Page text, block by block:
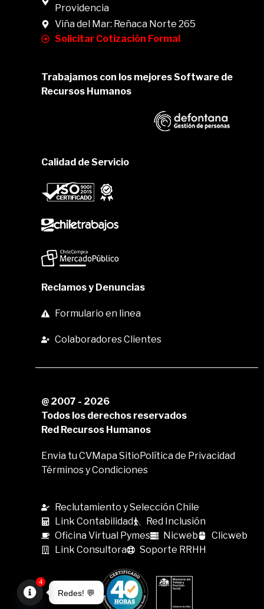
Providencia
Viña del Mar: Reñaca Norte 265
Solicitar Cotización Formal
Trabajamos con los mejores Software de
Recursos Humanos
Calidad de Servicio
Reclamos y Denuncias
Formulario en linea
Colaboradores Clientes
@ 2007 - 2026
Todos los derechos reservados
Red Recursos Humanos
Envia tu CVMapa SitioPolítica de Privacidad
Términos y Condiciones
Reclutamiento y Selección Chile
Link Contabilidad
Red Inclusión
Oficina Virtual Pymes
Nicweb
Clicweb
Link Consultora
Soporte RRHH
Redes! 💬
4